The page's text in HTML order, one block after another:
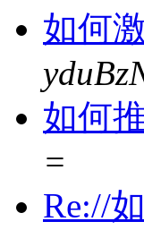
如何
如何
=
Re://